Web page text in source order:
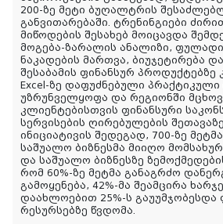
200-ზე მეტი ბუღალტრის
განვითარებაში. ტრენინგიები
მიწოდების შესახებ მოიცავდა
მოგება-ზარალის ანალიზი, ფულადი
ნაკადების მართვა, ბიუჯეტირება და
შესაბამის ფინანსურ პროდუქტებზე
Excel-ზე დაფუძნებული პრაქტიკული
უზრუნველყოფა და რეგიონში
კლიენტებისთვის ფინანსური
სერვისების ღირებულების
ინიციატივის შედეგად, 700-ზე მეტმა
საშუალო ბიზნესმა მიიღო
და საშუალო ბიზნესზე
რომ 60%-ზე მეტმა განაგრძო
გამოყენება, 42%-მა შეამცირა
დაახლოებით 25%-ს გაუუმჯობესდა
რესურსებზე წვდომა.